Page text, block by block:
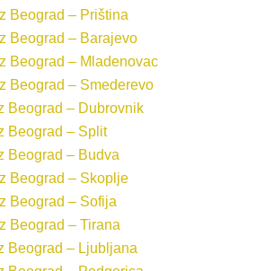
Beograd – Priština
Beograd – Barajevo
Beograd – Mladenovac
Beograd – Smederevo
Beograd – Dubrovnik
Beograd – Split
Beograd – Budva
Beograd – Skoplje
Beograd – Sofija
Beograd – Tirana
Beograd – Ljubljana